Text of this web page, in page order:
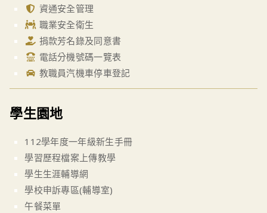
資通安全管理
職業安全衛生
捐款芳名錄及同意書
電話分機號碼一覽表
教職員汽機車停車登記
學生園地
112學年度一年級新生手冊
學習歷程檔案上傳教學
學生生涯輔導網
學校申訴專區(輔導室)
午餐菜單